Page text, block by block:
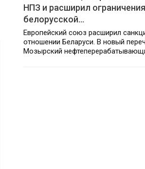
НПЗ и расширил
белорусской…
Европейский союз расширил
отношении Беларуси. В новый
Мозырский